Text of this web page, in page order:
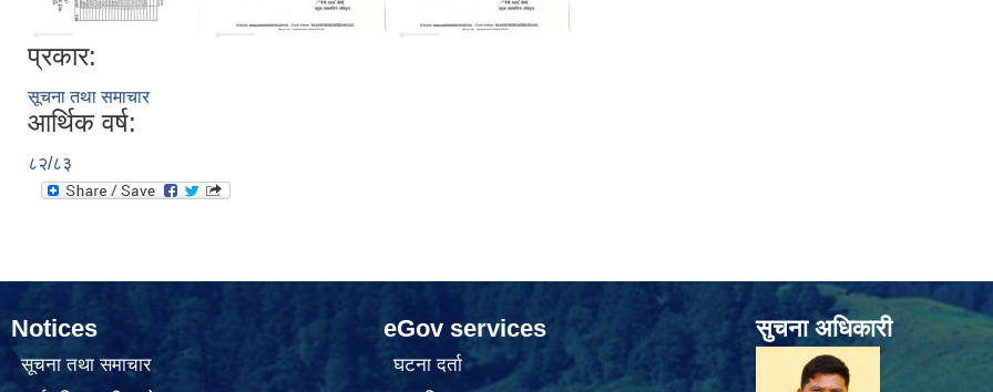
प्रकार:
सूचना तथा समाचार
आर्थिक वर्ष:
८२/८३
Notices
सूचना तथा समाचार
eGov services
घटना दर्ता
सुचना अधिकारी